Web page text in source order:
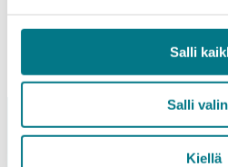
Salli
Salli
Kiellä